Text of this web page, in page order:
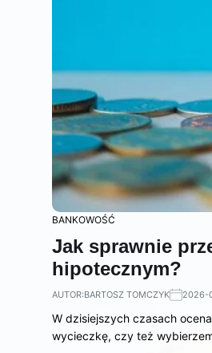
BANKOWOŚĆ
Jak sprawnie
hipotecznym?
AUTOR:BARTOSZ TOMCZYK 2026-
W dzisiejszych czasach
wycieczkę, czy też